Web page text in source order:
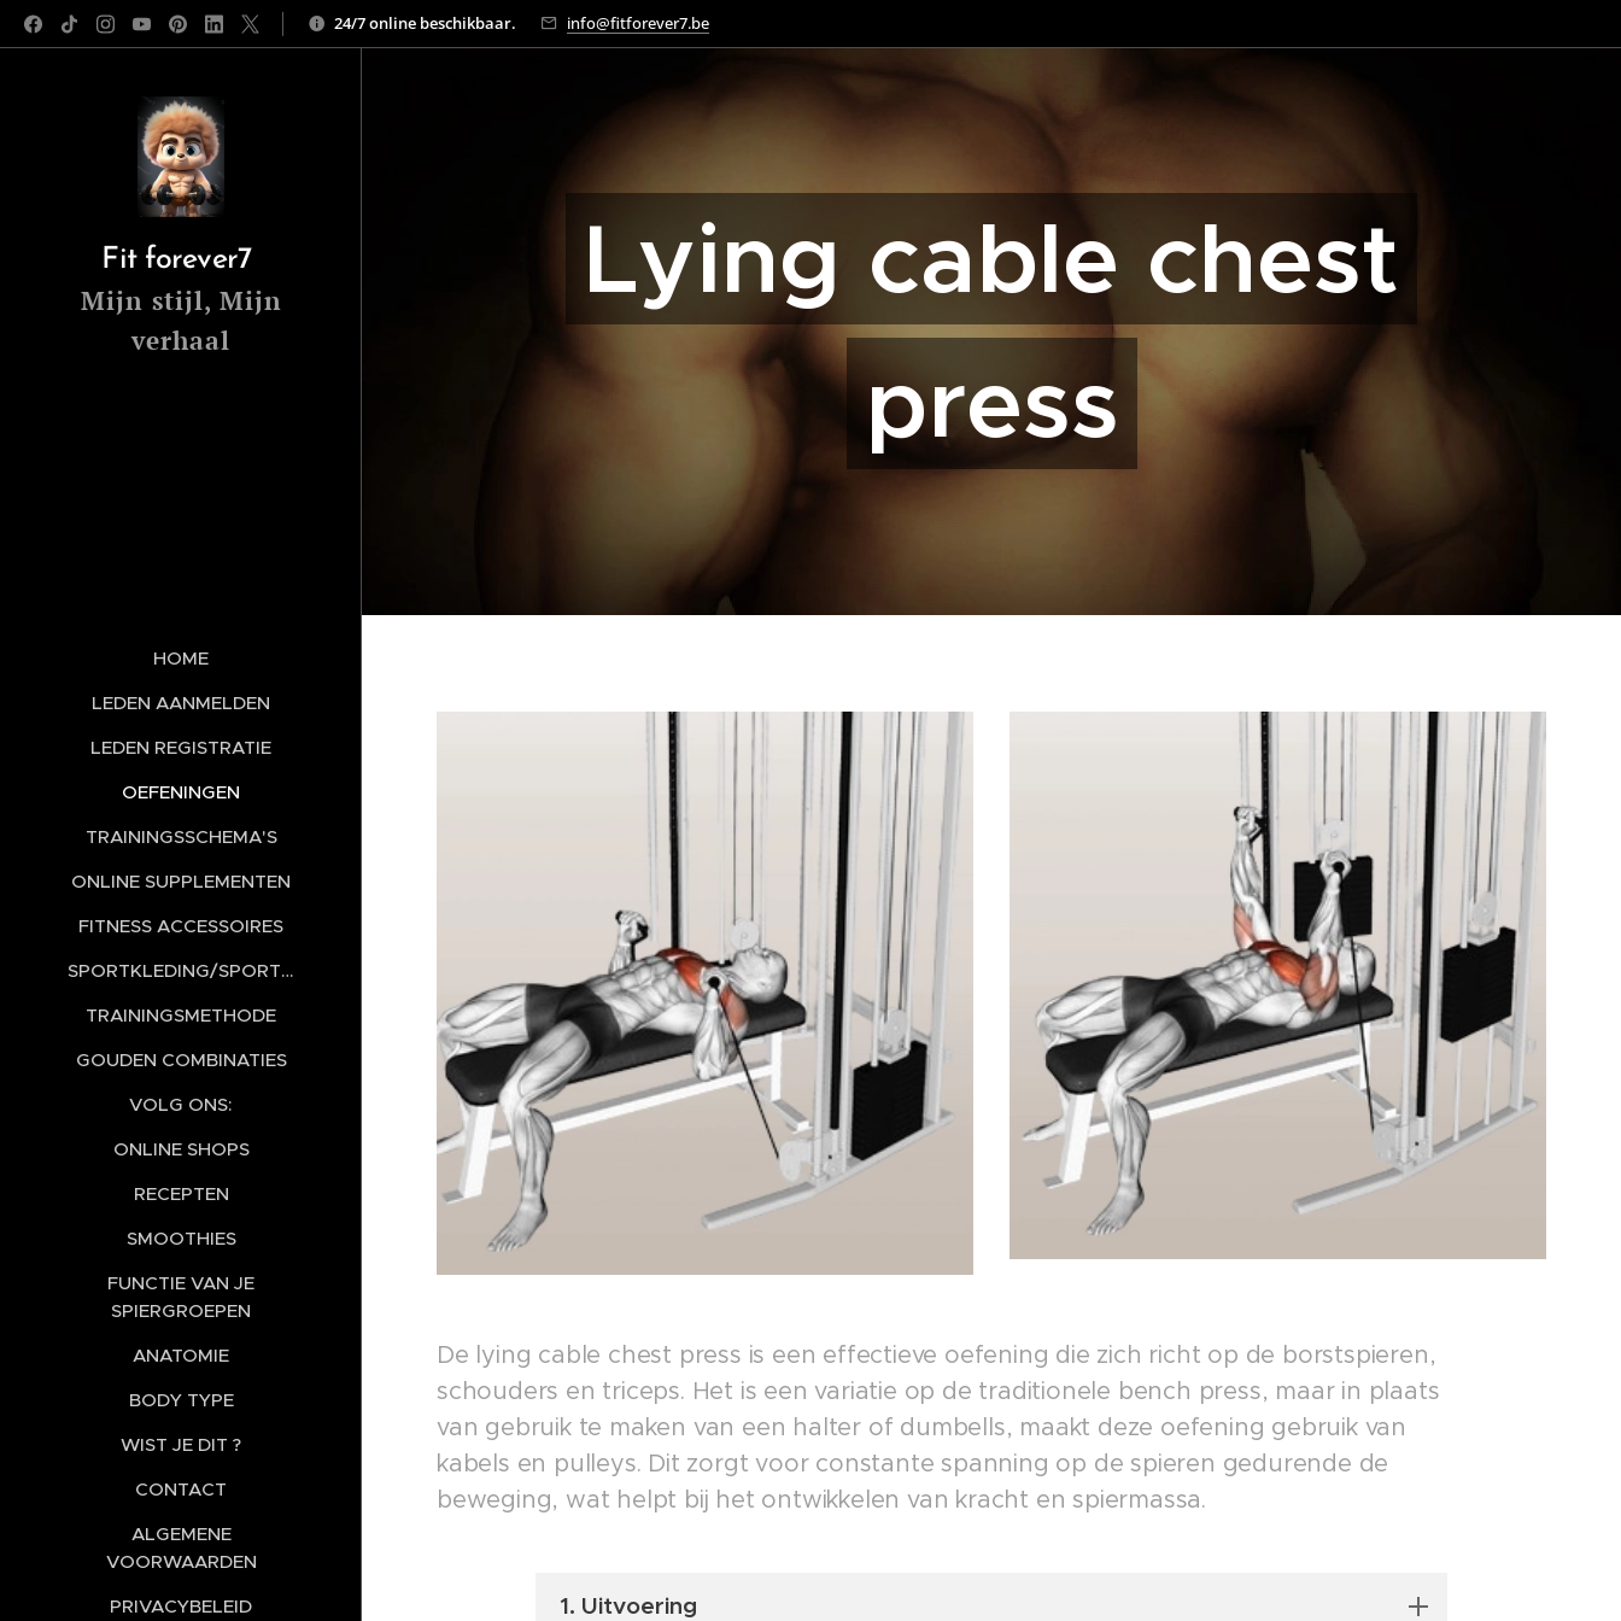
24/7 online beschikbaar. info@fitforever7.be
Fit forever7
Mijn stijl, Mijn
verhaal
HOME
LEDEN AANMELDEN
LEDEN REGISTRATIE
OEFENINGEN
TRAININGSSCHEMA'S
ONLINE SUPPLEMENTEN
FITNESS ACCESSOIRES
SPORTKLEDING/SPORTSCHOENEN
TRAININGSMETHODE
GOUDEN COMBINATIES
VOLG ONS:
ONLINE SHOPS
RECEPTEN
SMOOTHIES
FUNCTIE VAN JE
SPIERGROEPEN
ANATOMIE
BODY TYPE
WIST JE DIT ?
CONTACT
ALGEMENE
VOORWAARDEN
PRIVACYBELEID
Lying cable chest
press
De lying cable chest press is een effectieve oefening die zich richt op de borstspieren,
schouders en triceps. Het is een variatie op de traditionele bench press, maar in plaats
van gebruik te maken van een halter of dumbells, maakt deze oefening gebruik van
kabels en pulleys. Dit zorgt voor constante spanning op de spieren gedurende de
beweging, wat helpt bij het ontwikkelen van kracht en spiermassa.
1. Uitvoering